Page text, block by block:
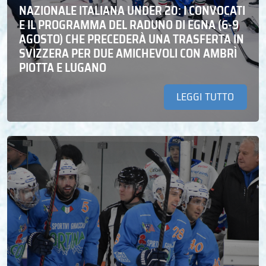
NAZIONALE ITALIANA UNDER 20: I CONVOCATI
E IL PROGRAMMA DEL RADUNO DI EGNA (6-9
AGOSTO) CHE PRECEDERÀ UNA TRASFERTA IN
SVIZZERA PER DUE AMICHEVOLI CON AMBRÌ
PIOTTA E LUGANO
LEGGI TUTTO